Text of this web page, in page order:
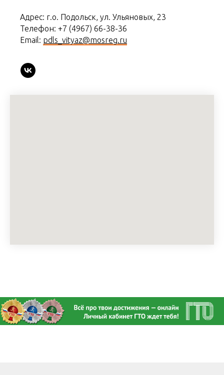
Адрес: г.о. Подольск, ул. Ульяновых, 23
Телефон: +7 (4967) 66-38-36
Email: pdls_vityaz@mosreg.ru